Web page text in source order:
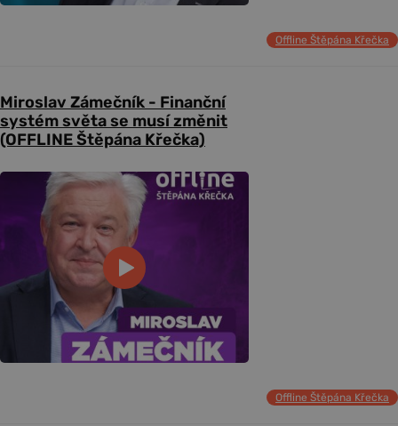
Offline Štěpána Křečka
Miroslav Zámečník - Finanční
systém světa se musí změnit
(OFFLINE Štěpána Křečka)
Offline Štěpána Křečka